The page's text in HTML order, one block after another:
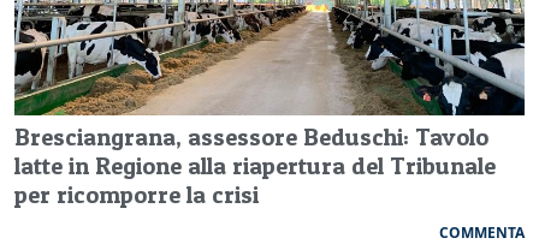
Bresciangrana, assessore Beduschi: Tavolo
latte in Regione alla riapertura del Tribunale
per ricomporre la crisi
COMMENTA